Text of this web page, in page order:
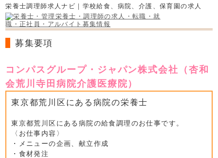
栄養士調理師求人ナビ｜学校給食、病院、介護、保育園の求人
募集要項
コンパスグループ・ジャパン株式会社（杏和
会荒川寺田病院介護医療院）
東京都荒川区にある病院の栄養士
東京都荒川区にある病院の給食調理のお仕事です。
〈お仕事内容〉
・メニューの企画、献立作成
・食材発注